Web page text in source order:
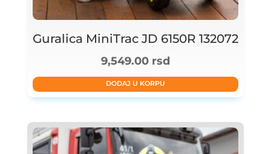
Guralica MiniTrac JD 6150R 132072
9,549.00 rsd
DODAJ U KORPU